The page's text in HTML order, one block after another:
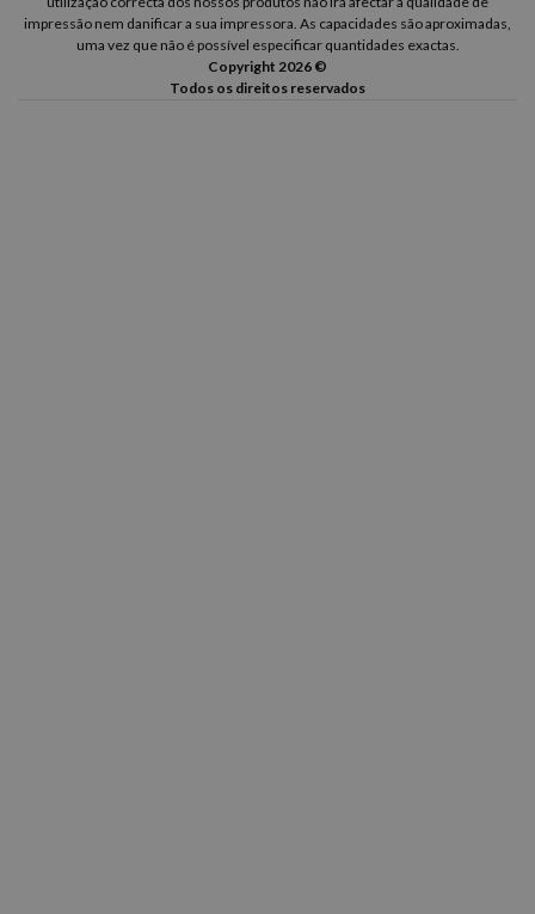
impressão nem danificar a sua impressora. As capacidades são aproximadas,
uma vez que não é possível especificar quantidades exactas.
Copyright 2026 ©
Todos os direitos reservados